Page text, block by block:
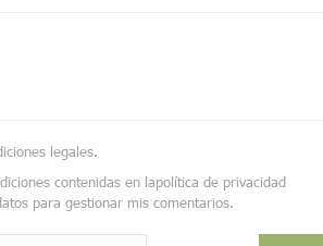
legales.
contenidas en lapolítica de privacidad
para gestionar mis comentarios.